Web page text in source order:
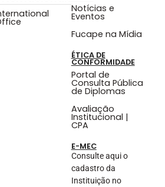
Notícias e
Eventos
Fucape na Mídia
ÉTICA DE
CONFORMIDADE
Portal de
Consulta Pública
de Diplomas
Avaliação
Institucional |
CPA
E-MEC
Consulte aqui o
cadastro da
Instituição no